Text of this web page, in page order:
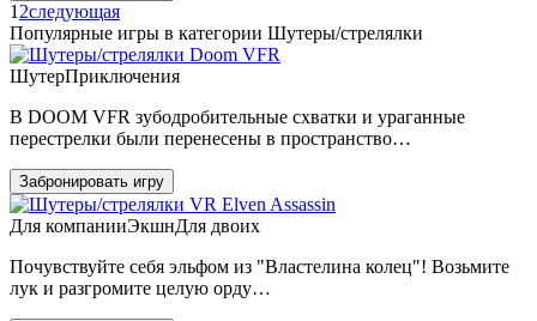
12следующая
Популярные игры в категории Шутеры/стрелялки
Doom VFR
ШутерПриключения
В DOOM VFR зубодробительные схватки и ураганные
перестрелки были перенесены в пространство…
Забронировать игру
VR Elven Assassin
Для компанииЭкшнДля двоих
Почувствуйте себя эльфом из "Властелина колец"! Возьмите
лук и разгромите целую орду…